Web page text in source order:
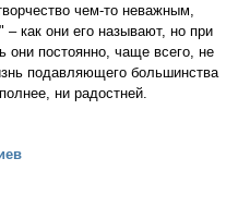
чем-то неважным,
– как они его называют, но при
они постоянно, чаще всего, не
подавляющего большинства
ни радостней.
люди встречи с Богом?